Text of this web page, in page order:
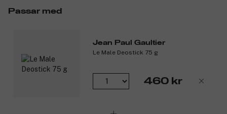
Toppnoter: Mint
3106453
Passar med
Jean Paul Gaultier
Le Male Deostick 75 g
460 kr